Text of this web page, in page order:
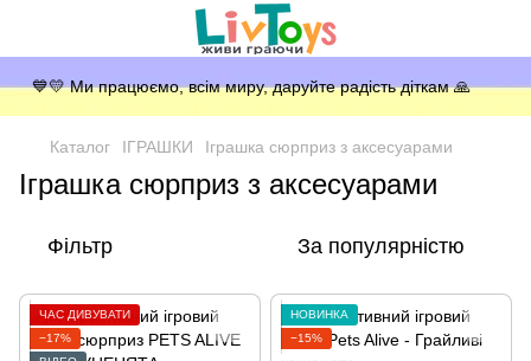
💙💛 Ми працюємо, всім миру, даруйте радість діткам 🙏
Каталог ІГРАШКИ Іграшка сюрприз з аксесуарами
Іграшка сюрприз з аксесуарами
Фільтр За популярністю
ЧАС ДИВУВАТИ
−17%
НОВИНКА
−15%